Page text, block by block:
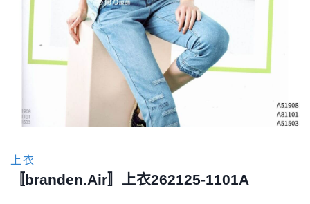
上衣
〚branden.Air〛上衣262125-1101A